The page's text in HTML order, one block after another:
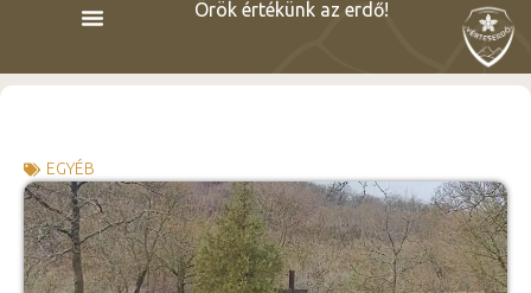
Örök értékünk az erdő!
EGYÉB